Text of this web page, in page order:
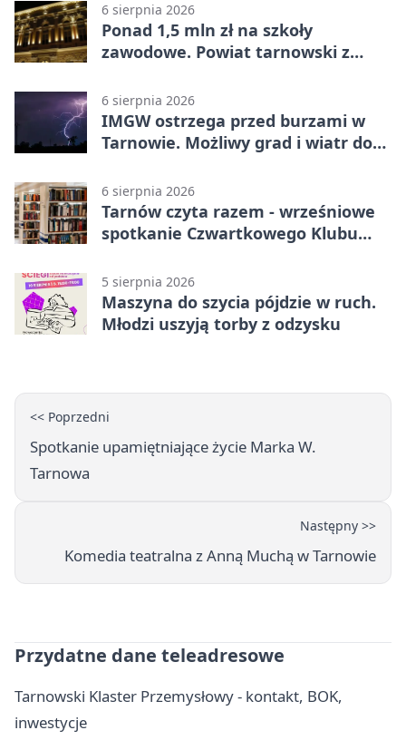
6 sierpnia 2026
Ponad 1,5 mln zł na szkoły
zawodowe. Powiat tarnowski z
6 sierpnia 2026
IMGW ostrzega przed burzami w
Tarnowie. Możliwy grad i wiatr do
6 sierpnia 2026
Tarnów czyta razem - wrześniowe
spotkanie Czwartkowego Klubu
5 sierpnia 2026
Maszyna do szycia pójdzie w ruch.
Młodzi uszyją torby z odzysku
<< Poprzedni
Spotkanie upamiętniające życie Marka W.
Tarnowa
Następny >>
Komedia teatralna z Anną Muchą w Tarnowie
Przydatne dane teleadresowe
Tarnowski Klaster Przemysłowy - kontakt, BOK,
inwestycje